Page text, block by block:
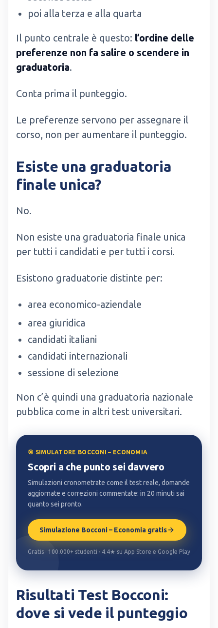
poi alla terza e alla quarta
Il punto centrale è questo: l’ordine delle
preferenze non fa salire o scendere in
graduatoria.
Conta prima il punteggio.
Le preferenze servono per assegnare il
corso, non per aumentare il punteggio.
Esiste una graduatoria
finale unica?
No.
Non esiste una graduatoria finale unica
per tutti i candidati e per tutti i corsi.
Esistono graduatorie distinte per:
area economico-aziendale
area giuridica
candidati italiani
candidati internazionali
sessione di selezione
Non c’è quindi una graduatoria nazionale
pubblica come in altri test universitari.
🎯 SIMULATORE BOCCONI – ECONOMIA
Scopri a che punto sei davvero
Simulazioni cronometrate come il test reale, domande
aggiornate e correzioni commentate: in 20 minuti sai
quanto sei pronto.
Simulazione Bocconi – Economia gratis
Gratis · 100.000+ studenti · 4.4★ su App Store e Google Play
Risultati Test Bocconi:
dove si vede il punteggio